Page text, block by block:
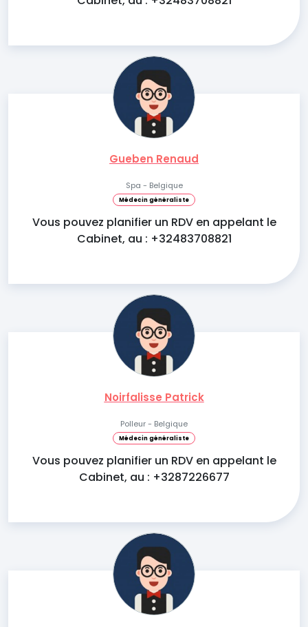
Gueben Renaud
Spa - Belgique
Médecin généraliste
Vous pouvez planifier un RDV en appelant le
Cabinet, au : +32483708821
Noirfalisse Patrick
Polleur - Belgique
Médecin généraliste
Vous pouvez planifier un RDV en appelant le
Cabinet, au : +3287226677